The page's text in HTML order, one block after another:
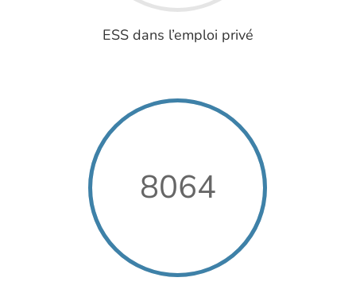
ESS dans l’emploi privé
8064